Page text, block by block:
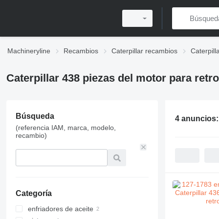
Machineryline Recambios Caterpillar recambios
Caterpillar 438 piezas del motor para
Búsqueda
(referencia IAM, marca, modelo,
recambio)
Categoría
enfriadores de aceite
4 anuncios: